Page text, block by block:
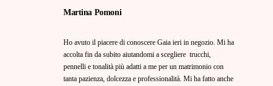
Martina Pomoni
Ho avuto il piacere di conoscere Gaia ieri in negozio. Mi ha
accolta fin da subito aiutandomi a scegliere trucchi,
pennelli e tonalità più adatti a me per un matrimonio con
tanta pazienza, dolcezza e professionalità. Mi ha fatto anche